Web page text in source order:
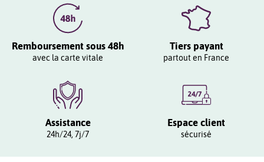
Remboursement sous 48h
avec la carte vitale
Tiers payant
partout en France
Assistance
24h/24, 7j/7
Espace client
sécurisé